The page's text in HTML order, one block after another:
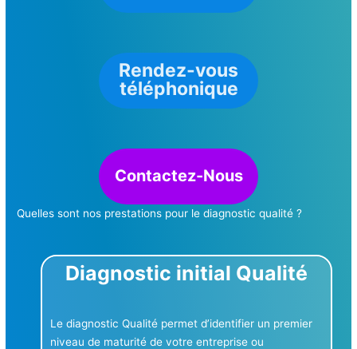
Rendez-vous
téléphonique
Contactez-Nous
Quelles sont nos prestations pour le diagnostic qualité ?
Diagnostic initial Qualité
Le diagnostic Qualité permet d’identifier un premier
niveau de maturité de votre entreprise ou